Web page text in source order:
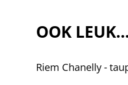
OOK
Riem Chanelly -